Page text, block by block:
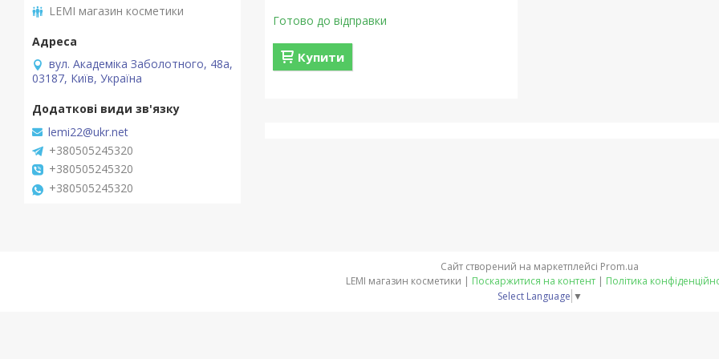
Готово до відправки
Купити
LEMI магазин косметики
вул. Академіка Заболотного, 48а,
03187, Київ, Україна
lemi22@ukr.net
+380505245320
+380505245320
+380505245320
Сайт створений на маркетплейсі Prom.ua
LEMI магазин косметики | Поскаржитися на контент | Політика
Select Language ▼